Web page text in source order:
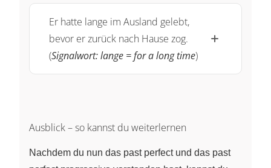
Er hatte lange im Ausland gelebt,
bevor er zurück nach Hause zog.
(Signalwort: lange = for a long time)
Ausblick – so kannst du weiterlernen
Nachdem du nun das past perfect und das past